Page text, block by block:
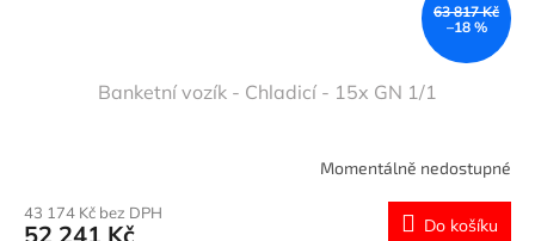
63 817 Kč
–18 %
Banketní vozík - Chladicí - 15x GN 1/1
Momentálně nedostupné
43 174 Kč bez DPH
52 241 Kč Do košíku